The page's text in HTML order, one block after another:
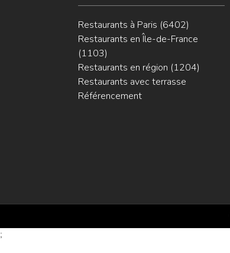
Restaurants à Paris (6402)
Restaurants en Île-de-France
(1103)
Restaurants en région (1204)
Restaurants avec terrasse
Référencement
;